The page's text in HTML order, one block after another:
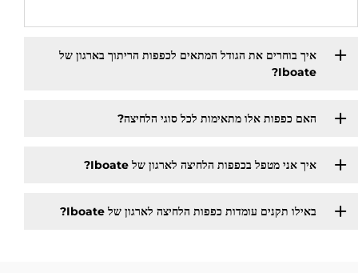
איך בוחרים את הגודל המתאים לכפפות הריתוך בארגון של
Iboate?
האם כפפות אלו מתאימות לכל סוגי הלחיצה?
איך אני מטפל בכפפות הלחיצה לארגון של Iboate?
באילו תקנים עומדות כפפות הלחיצה לארגון של Iboate?